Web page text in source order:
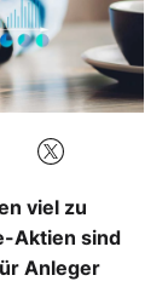
viel zu
Aktien sind
Anleger